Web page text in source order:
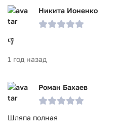
Никита Ионенко
👎
1 год назад
Роман Бахаев
Шляпа полная